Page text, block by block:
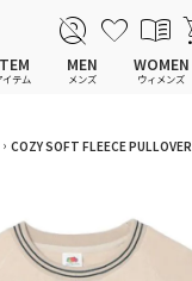
イテム
ー
パンツ
スカート
MEN
メンズ
ム
ー
パンツ
その他ウェア
WOMEN
ウィメンズ
ー
パンツ
スカート
ー
パンツ
スカート
COZY SOFT FLEECE PULLOVER